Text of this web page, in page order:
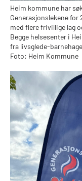
Heim kommune har
Generasjonslekene for
med flere frivillige lag
Begge helsesenter i
fra livsglede-
Foto: Heim Kommune